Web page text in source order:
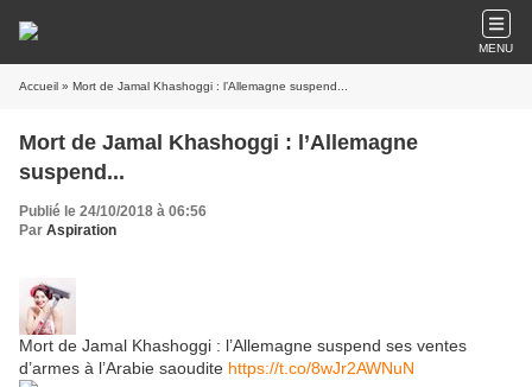
MENU
Accueil » Mort de Jamal Khashoggi : l’Allemagne suspend...
Mort de Jamal Khashoggi : l’Allemagne
suspend...
Publié le 24/10/2018 à 06:56
Par Aspiration
Mort de Jamal Khashoggi : l’Allemagne suspend ses ventes
d’armes à l’Arabie saoudite https://t.co/8wJr2AWNuN